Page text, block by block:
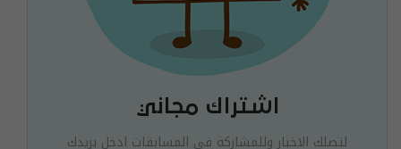
اشتراك مجاني
لتصلك الاخبار وللمشاركة في المسابقات ادخل بريدك